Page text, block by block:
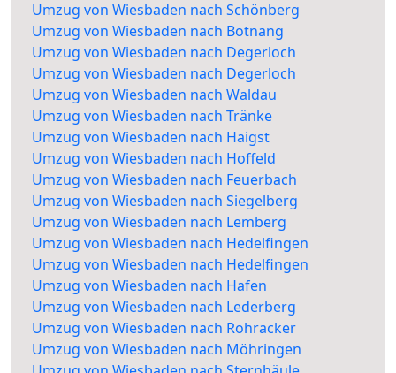
Umzug von Wiesbaden nach Schönberg
Umzug von Wiesbaden nach Botnang
Umzug von Wiesbaden nach Degerloch
Umzug von Wiesbaden nach Degerloch
Umzug von Wiesbaden nach Waldau
Umzug von Wiesbaden nach Tränke
Umzug von Wiesbaden nach Haigst
Umzug von Wiesbaden nach Hoffeld
Umzug von Wiesbaden nach Feuerbach
Umzug von Wiesbaden nach Siegelberg
Umzug von Wiesbaden nach Lemberg
Umzug von Wiesbaden nach Hedelfingen
Umzug von Wiesbaden nach Hedelfingen
Umzug von Wiesbaden nach Hafen
Umzug von Wiesbaden nach Lederberg
Umzug von Wiesbaden nach Rohracker
Umzug von Wiesbaden nach Möhringen